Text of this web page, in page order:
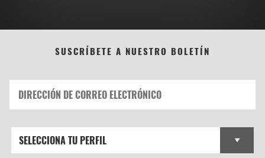
SUSCRÍBETE A NUESTRO BOLETÍN